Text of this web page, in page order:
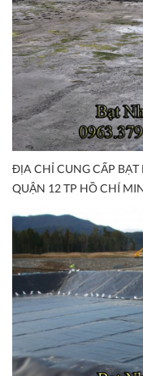
ĐỊA CHỈ CUNG CẤP BẠT
QUẬN 12 TP HỒ CHÍ